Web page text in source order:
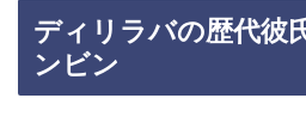
ディリラバの歴代彼
ンビン